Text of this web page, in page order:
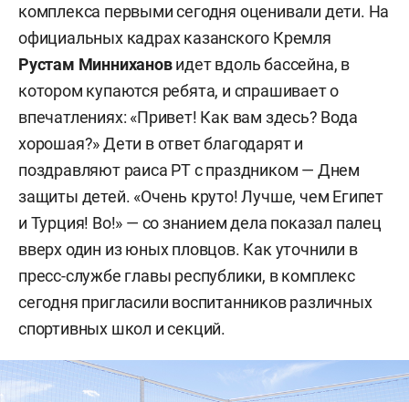
комплекса первыми сегодня оценивали дети. На
официальных кадрах казанского Кремля
Рустам Миннихановидет вдоль бассейна, в
котором купаются ребята, и спрашивает о
впечатлениях: «Привет! Как вам здесь? Вода
хорошая?» Дети в ответ благодарят и
поздравляют раиса РТ с праздником — Днем
защиты детей. «Очень круто! Лучше, чем Египет
и Турция! Во!» — со знанием дела показал палец
вверх один из юных пловцов. Как уточнили в
пресс-службе главы республики, в комплекс
сегодня пригласили воспитанников различных
спортивных школ и секций.